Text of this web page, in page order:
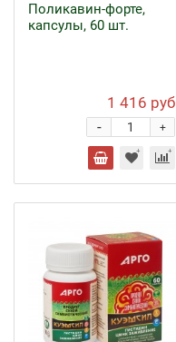
Поликавин-форте,
капсулы, 60 шт.
1 416 руб
+
-